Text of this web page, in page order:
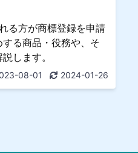
る方が商標登録を申請
る商品・役務や、そ
します。
08-01 2024-01-26